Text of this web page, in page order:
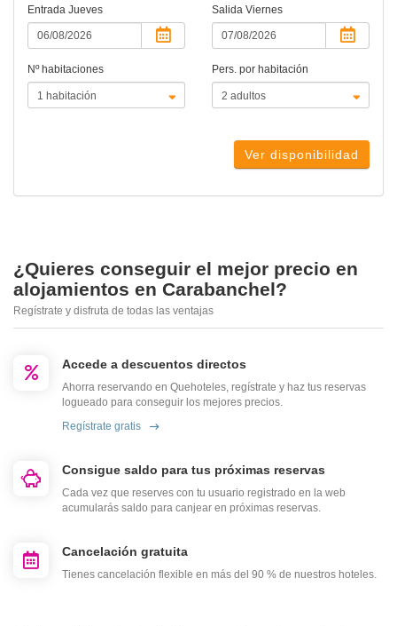
Entrada Jueves Salida Viernes
Nº habitaciones Pers. por habitación
Ver disponibilidad
¿Quieres conseguir el mejor precio en
alojamientos en Carabanchel?
Regístrate y disfruta de todas las ventajas
Accede a descuentos directos
Ahorra reservando en Quehoteles, regístrate y haz tus reservas
logueado para conseguir los mejores precios.
Regístrate gratis
Consigue saldo para tus próximas reservas
Cada vez que reserves con tu usuario registrado en la web
acumularás saldo para canjear en próximas reservas.
Cancelación gratuita
Tienes cancelación flexible en más del 90 % de nuestros hoteles.